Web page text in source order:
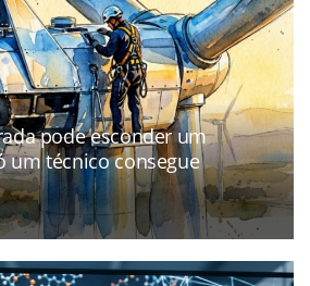
pode esconder um
um técnico consegue